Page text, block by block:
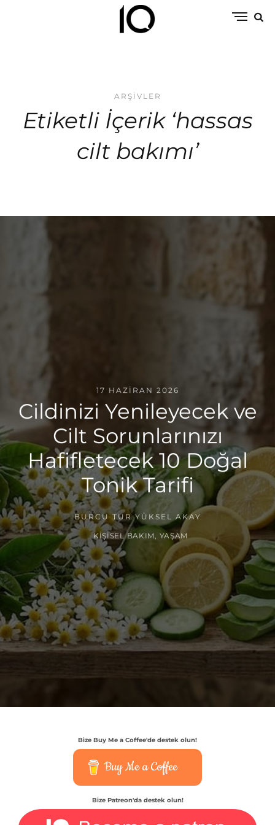
ARŞIVLER
Etiketli İçerik ‘hassas
cilt bakımı’
17 HAZIRAN 2026
Cildinizi Yenileyecek ve
Cilt Sorunlarınızı
Hafifletecek 10 Doğal
Tonik Tarifi
BURCU TUR YÜKSEL AKAY
KIŞISEL BAKIM YAŞAM
Bize Buy Me a Coffee'de destek olun!
Buy Me a Coffee
Bize Patreon'da destek olun!